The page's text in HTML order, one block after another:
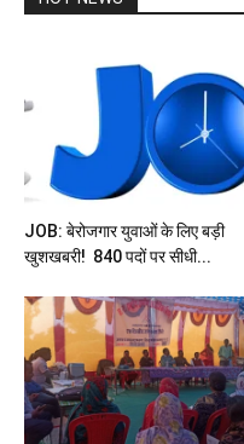
JOB: बेरोजगार युवाओं के लिए बड़ी
खुशखबरी! 840 पदों पर सीधी...